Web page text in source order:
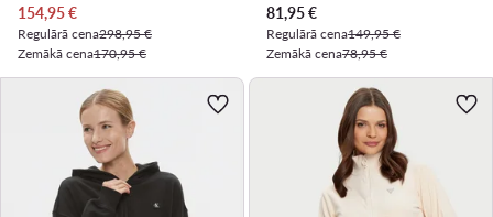
Pašreizējā cena
154,95€
Regulārā cena298,95 €
Zemākā cena170,95 €
Pašreizējā cena
81,95€
Regulārā cena149,95 €
Zemākā cena78,95 €